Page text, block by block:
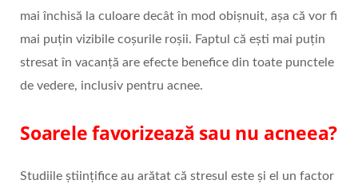
mai închisă la culoare decât în mod obișnuit, așa că vor fi
mai puțin vizibile coșurile roșii. Faptul că ești mai puțin
stresat în vacanță are efecte benefice din toate punctele
de vedere, inclusiv pentru acnee.
Soarele favorizează sau nu acneea?
Studiile științifice au arătat că stresul este și el un factor